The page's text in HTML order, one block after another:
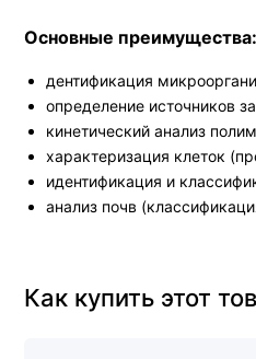
Основные преимущества:
дентификация
определение источников
кинетический анализ
характеризация клеток
идентификация и
анализ почв
Как купить этот